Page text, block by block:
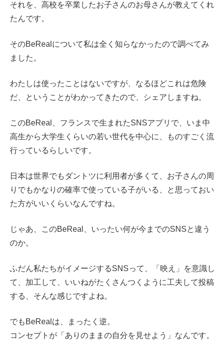
それを、高校を卒業したお子さんのお母さんが教えてくれ
たんです。
そのBeRealについて私は全く知らなかったので調べてみ
ました。
わたしは使ったことはないですが、なるほどこれは危険
だ、ということがわかってきたので、シェアしますね。
このBeReal、フランスで生まれたSNSアプリで、いま中
高生から大学生くらいの若い世代を中心に、ものすごく流
行っているらしいです。
日本は世界でもダントツに利用者が多くて、お子さんの周
りでもかなりの確率で使っている子がいる、と思っておい
た方がいいくらいなんですね。
じゃあ、このBeReal、いったい何が今までのSNSと違う
のか。
ふだん私たちがイメージするSNSって、「映え」を意識し
て、加工して、いいねがたくさんつくように工夫して投稿
する、そんな感じですよね。
でもBeRealは、まったく逆。
コンセプトが「ありのままの自分を見せよう」なんです。